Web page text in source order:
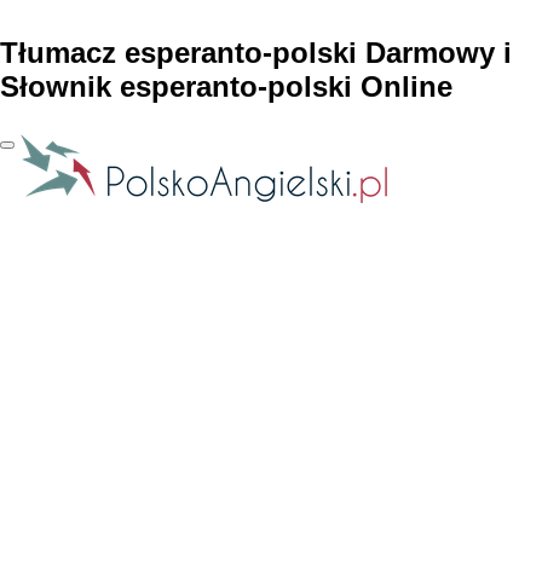
Tłumacz esperanto-polski Darmowy i
Słownik esperanto-polski Online